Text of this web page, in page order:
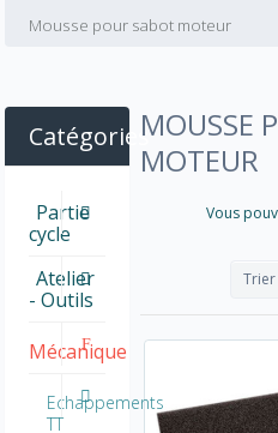
Mousse pour sabot moteur
MOUSSE
MOTEUR
Vous
Catégories
Partie
cycle
Atelier
- Outils
Mécanique
Echappements
TT